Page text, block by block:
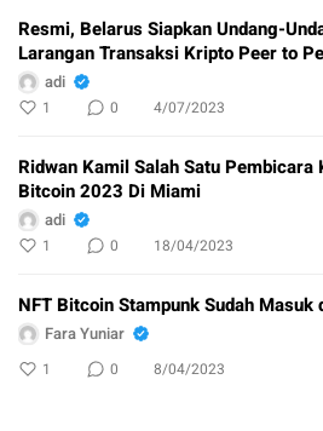
Resmi, Belarus Siapkan Undang-
Larangan Transaksi Kripto Peer to
adi
1 0 4/07/2023
Ridwan Kamil Salah Satu Pembicara
Bitcoin 2023 Di Miami
adi
1 0 18/04/2023
NFT Bitcoin Stampunk Sudah Masuk
Fara Yuniar
1 0 8/04/2023